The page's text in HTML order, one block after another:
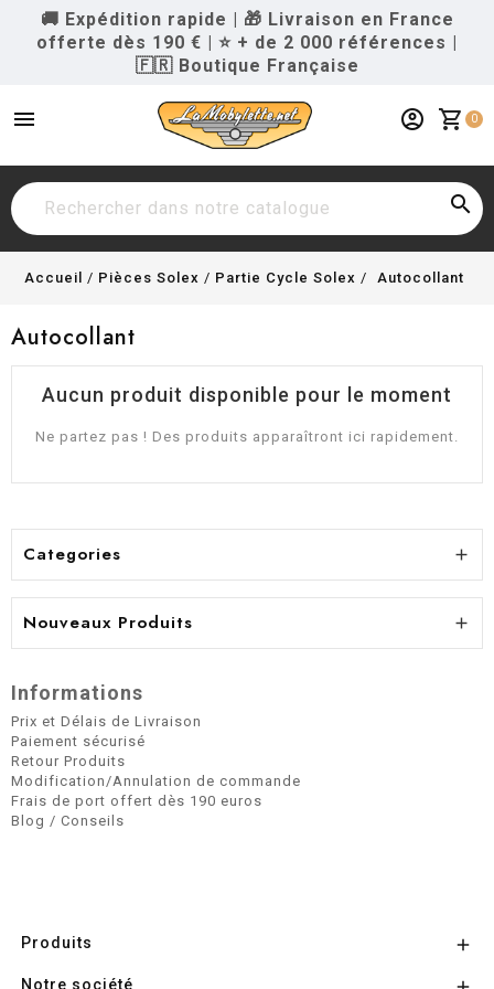
🚚 Expédition rapide | 🎁 Livraison en France
offerte dès 190 € | ⭐ + de 2 000 références |
🇫🇷 Boutique Française
menu shopping_cart 0
account_circle

Accueil Pièces Solex Partie Cycle Solex Autocollant
Autocollant
Aucun produit disponible pour le moment
Ne partez pas ! Des produits apparaîtront ici rapidement.
Categories 
Nouveaux Produits 
Informations
Prix et Délais de Livraison
Paiement sécurisé
Retour Produits
Modification/Annulation de commande
Frais de port offert dès 190 euros
Blog / Conseils
Produits 
Notre société